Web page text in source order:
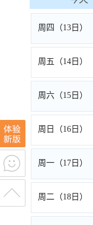
周四（13日）
周五（14日）
周六（15日）
周日（16日）
周一（17日）
周二（18日）